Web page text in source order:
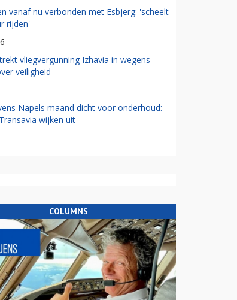
vanaf nu verbonden met Esbjerg: 'scheelt
rijden'
vliegvergunning Izhavia in wegens
veiligheid
Napels maand dicht voor onderhoud:
wijken uit
COLUMNS